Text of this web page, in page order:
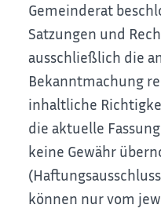
Gemeinderat
Satzungen und
ausschließlich die
Bekanntmachung
inhaltliche
die aktuelle
keine Gewähr
können nur vom